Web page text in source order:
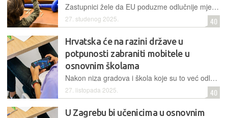
Zastupnici žele da EU poduzme odlučnije mjere za zaštitu maloljetnika na Internetu, uključujući uvođenje dobne granice od 16 godina i zabranu najštetnijih praksi koje stvaraju ovisnost
27. studenog 2025. 40
Hrvatska će na razini države u
potpunosti zabraniti mobitele u
osnovnim školama
Nakon niza gradova i škola koje su to već odlučile provesti samostalno, napokon bismo i na razini države trebali dobiti propis o zabrani korištenja mobitela za učenike osnovnih škola, čak i tijekom odmora
27. listopada 2025. 40
U Zagrebu bi učenicima u osnovnim